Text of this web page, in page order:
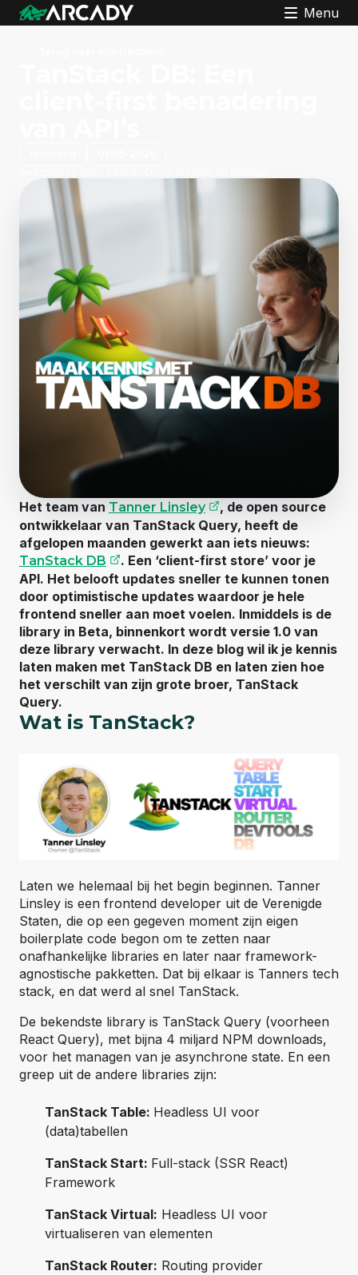
Menu
Het team van Tanner Linsley (opent externe
, de open source
ontwikkelaar van TanStack Query, heeft de
afgelopen maanden gewerkt aan iets nieuws:
TanStack DB (opent externe website)
. Een ‘client-first store’ voor je
API. Het belooft updates sneller te kunnen tonen
door optimistische updates waardoor je hele
frontend sneller aan moet voelen. Inmiddels is de
library in Beta, binnenkort wordt versie 1.0 van
deze library verwacht. In deze blog wil ik je kennis
laten maken met TanStack DB en laten zien hoe
het verschilt van zijn grote broer, TanStack
Query.
Wat is TanStack?
Laten we helemaal bij het begin beginnen. Tanner
Linsley is een frontend developer uit de Verenigde
Staten, die op een gegeven moment zijn eigen
boilerplate code begon om te zetten naar
onafhankelijke libraries en later naar framework-
agnostische pakketten. Dat bij elkaar is Tanners tech
stack, en dat werd al snel TanStack.
De bekendste library is TanStack Query (voorheen
React Query), met bijna 4 miljard NPM downloads,
voor het managen van je asynchrone state. En een
greep uit de andere libraries zijn:
TanStack Table: Headless UI voor
(data)tabellen
TanStack Start: Full-stack (SSR React)
Framework
TanStack Virtual: Headless UI voor
virtualiseren van elementen
TanStack Router: Routing provider